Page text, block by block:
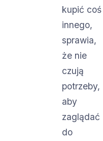
kupić coś
innego,
sprawia,
że nie
czują
potrzeby,
aby
zaglądać
do